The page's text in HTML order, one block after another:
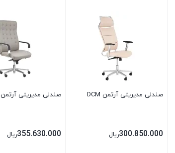
صندلی مدیریتی آرتمن DCM
300.850.000ریال
صندلی مدیریتی آرتمن LSM
355.630.000ریال